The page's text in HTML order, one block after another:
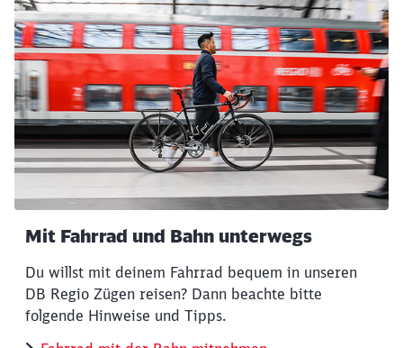
Mit Fahrrad und Bahn unterwegs
Du willst mit deinem Fahrrad bequem in unseren
DB Regio Zügen reisen? Dann beachte bitte
folgende Hinweise und Tipps.
Schließen
Möchten Sie zu weitergeleitet
werden?